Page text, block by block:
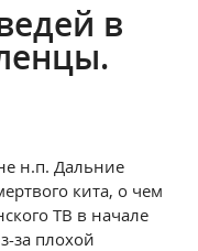
в
н.п. Дальние
кита, о чем
ТВ в начале
за плохой